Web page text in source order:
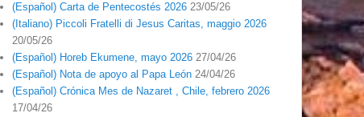
(Español) Carta de Pentecostés 2026 23/05/26
(Italiano) Piccoli Fratelli di Jesus Caritas, maggio 2026
20/05/26
(Español) Horeb Ekumene, mayo 2026 27/04/26
(Español) Nota de apoyo al Papa León 24/04/26
(Español) Crónica Mes de Nazaret , Chile, febrero 2026
17/04/26